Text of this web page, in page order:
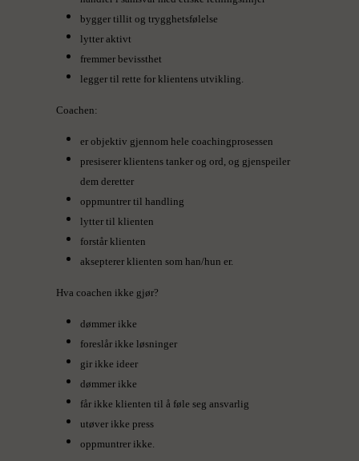
bygger tillit og trygghetsfølelse
lytter aktivt
fremmer bevissthet
legger til rette for klientens utvikling.
Coachen:
er objektiv gjennom hele coachingprosessen
presiserer klientens tanker og ord, og gjenspeiler
dem deretter
oppmuntrer til handling
lytter til klienten
forstår klienten
aksepterer klienten som han/hun er.
Hva coachen ikke gjør?
dømmer ikke
foreslår ikke løsninger
gir ikke ideer
dømmer ikke
får ikke klienten til å føle seg ansvarlig
utøver ikke press
oppmuntrer ikke.